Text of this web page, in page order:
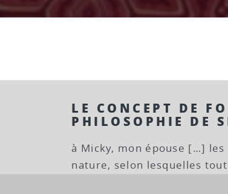
LE CONCEPT DE
PHILOSOPHIE DE
à Micky, mon épouse […]
nature, selon lesquelles